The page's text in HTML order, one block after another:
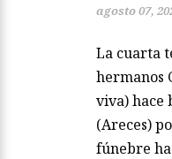
agosto 07,
La cuarta
hermanos
viva) hace
(Areces)
fúnebre